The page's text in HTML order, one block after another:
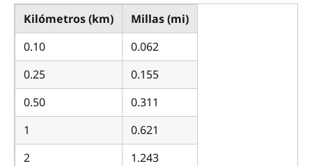
Kilómetros (km)
Millas (mi)
0.10
0.062
0.25
0.155
0.50
0.311
1
0.621
2
1.243